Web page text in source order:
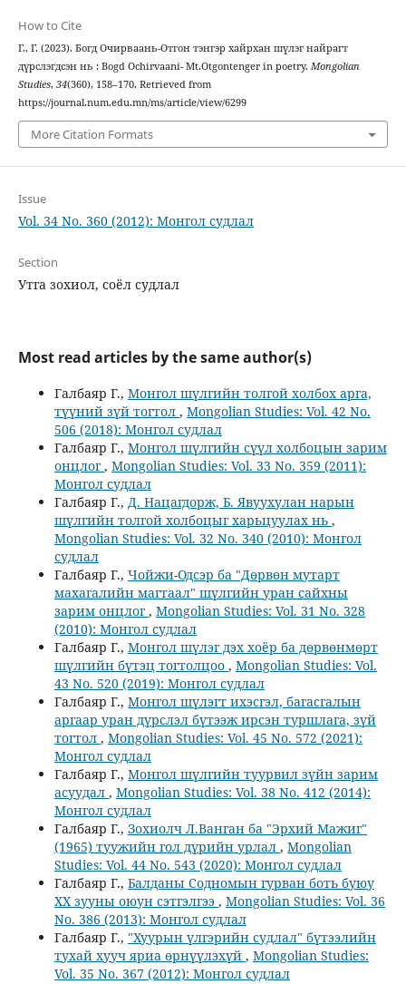
How to Cite
Г., Г. (2023). Богд Очирваань-Отгон тэнгэр хайрхан шүлэг найрагт
дүрслэгдсэн нь : Bogd Ochirvaani- Mt.Otgontenger in poetry. Mongolian
Studies, 34(360), 158–170. Retrieved from
https://journal.num.edu.mn/ms/article/view/6299
More Citation Formats
Issue
Vol. 34 No. 360 (2012): Монгол судлал
Section
Утга зохиол, соёл судлал
Most read articles by the same author(s)
Галбаяр Г., Монгол шүлгийн толгой холбох арга,
түүний зүй тогтол , Mongolian Studies: Vol. 42 No.
506 (2018): Монгол судлал
Галбаяр Г., Монгол шүлгийн сүүл холбоцын зарим
онцлог, Mongolian Studies: Vol. 33 No. 359 (2011):
Монгол судлал
Галбаяр Г., Д. Нацагдорж, Б. Явуухулан нарын
шүлгийн толгой холбоцыг харьцуулах нь ,
Mongolian Studies: Vol. 32 No. 340 (2010): Монгол
судлал
Галбаяр Г., Чойжи-Одсэр ба "Дөрвөн мутарт
махагалийн магтаал" шүлгийн уран сайхны
зарим онцлог, Mongolian Studies: Vol. 31 No. 328
(2010): Монгол судлал
Галбаяр Г., Монгол шүлэг дэх хоёр ба дөрвөнмөрт
шүлгийн бүтэц тогтолцоо , Mongolian Studies: Vol.
43 No. 520 (2019): Монгол судлал
Галбаяр Г., Монгол шүлэгт ихэсгэл, багасгалын
аргаар уран дүрслэл бүтээж ирсэн туршлага, зүй
тогтол , Mongolian Studies: Vol. 45 No. 572 (2021):
Монгол судлал
Галбаяр Г., Монгол шүлгийн туурвил зүйн зарим
асуудал , Mongolian Studies: Vol. 38 No. 412 (2014):
Монгол судлал
Галбаяр Г., Зохиолч Л.Ванган ба "Эрхий Мажиг"
(1965) туужийн гол дүрийн урлал , Mongolian
Studies: Vol. 44 No. 543 (2020): Монгол судлал
Галбаяр Г., Балданы Содномын гурван боть буюу
ХХ зууны оюун сэтгэлгээ , Mongolian Studies: Vol. 36
No. 386 (2013): Монгол судлал
Галбаяр Г., "Хуурын үлгэрийн судлал" бүтээлийн
тухай хууч яриа өрнүүлэхүй , Mongolian Studies:
Vol. 35 No. 367 (2012): Монгол судлал